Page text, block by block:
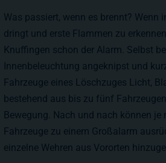
Was passiert, wenn es brennt?
dringt und erste Flammen zu
Knuffingen schon der Alarm. Selbst
Innenbeleuchtung angeknipst und
Fahrzeuge eines Löschzuges Licht,
bestehend aus bis zu fünf
Bewegung. Nach und nach können
Fahrzeuge zu einem Großalarm
einzelne Wehren aus Vororten